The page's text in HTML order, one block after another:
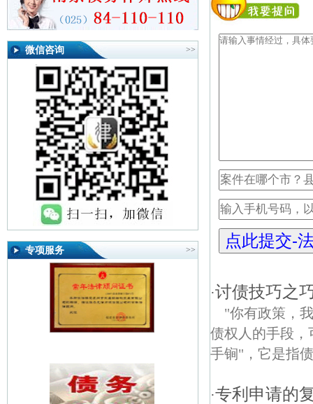
微信咨询 >>
专项服务 >>
·讨债技巧之
"你有政策，
债权人的手段
手锏"，它是指
·专利申请的